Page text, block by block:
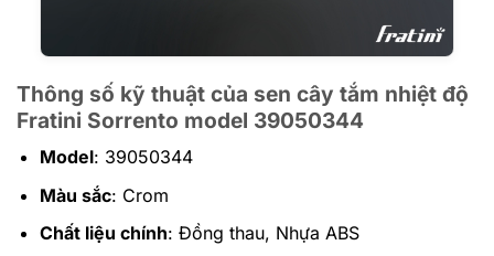
Thông số kỹ thuật của sen cây tắm nhiệt độ
Fratini Sorrento model 39050344
Model: 39050344
Màu sắc: Crom
Chất liệu chính: Đồng thau, Nhựa ABS